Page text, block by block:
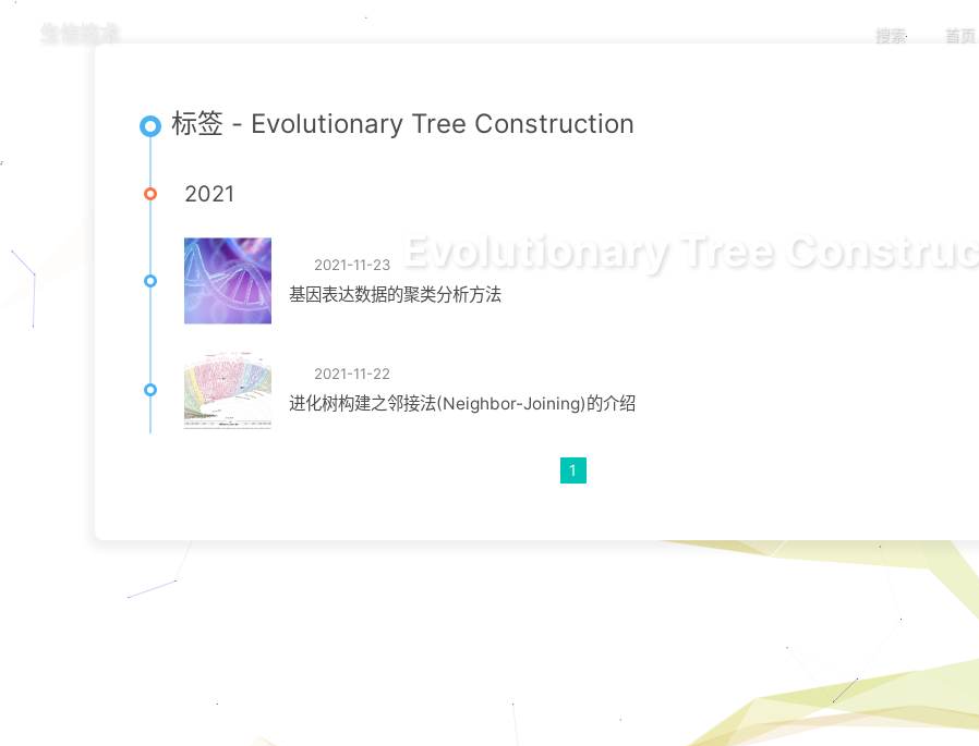
搜索 首页
Evolutionary Tree
标签 - Evolutionary Tree Construction
2021
2021-11-23
基因表达数据的聚类分析方法
2021-11-22
进化树构建之邻接法(Neighbor-Joining)的介绍
1